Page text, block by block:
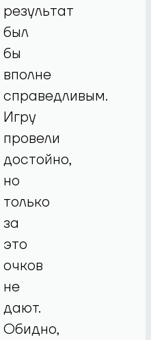
результат
был
бы
вполне
справедливым.
Игру
провели
достойно,
но
только
за
это
очков
не
дают.
Обидно,